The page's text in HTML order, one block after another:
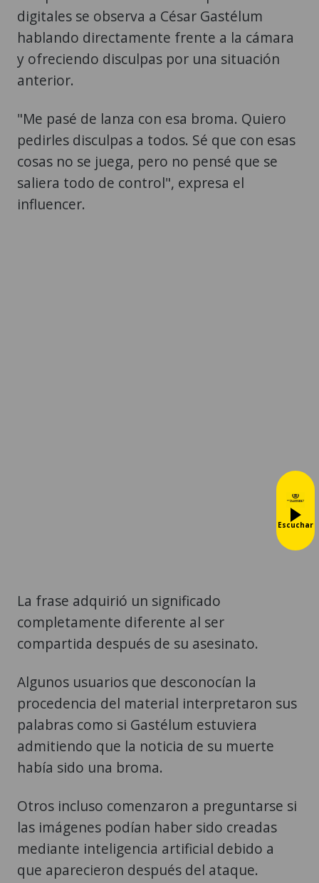
digitales se observa a César Gastélum
hablando directamente frente a la cámara
y ofreciendo disculpas por una situación
anterior.
"Me pasé de lanza con esa broma. Quiero
pedirles disculpas a todos. Sé que con esas
cosas no se juega, pero no pensé que se
saliera todo de control", expresa el
influencer.
La frase adquirió un significado
completamente diferente al ser
compartida después de su asesinato.
Algunos usuarios que desconocían la
procedencia del material interpretaron sus
palabras como si Gastélum estuviera
admitiendo que la noticia de su muerte
había sido una broma.
Otros incluso comenzaron a preguntarse si
las imágenes podían haber sido creadas
mediante inteligencia artificial debido a
que aparecieron después del ataque.
Escuchar